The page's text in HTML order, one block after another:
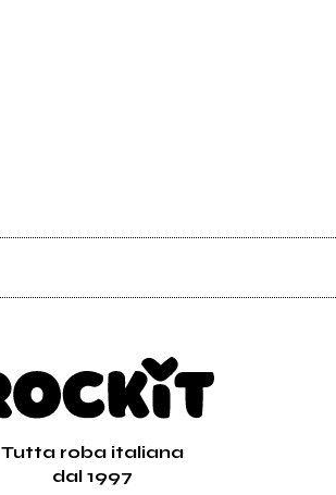
Tutta roba italiana
dal 1997